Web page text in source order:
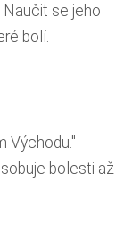
Naučit se jeho
bolí.
Východu."
bolesti až